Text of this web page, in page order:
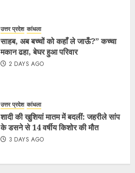
उत्तर प्रदेश कांधला
साहब, अब बच्चों को कहाँ ले जाऊँ?” कच्चा
मकान ढहा, बेघर हुआ परिवार
2 DAYS AGO
उत्तर प्रदेश कांधला
शादी की खुशियां मातम में बदलीं: जहरीले सांप
के डसने से 14 वर्षीय किशोर की मौत
3 DAYS AGO